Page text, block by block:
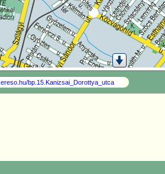
bp.15.Kanizsai_Dorottya_utca